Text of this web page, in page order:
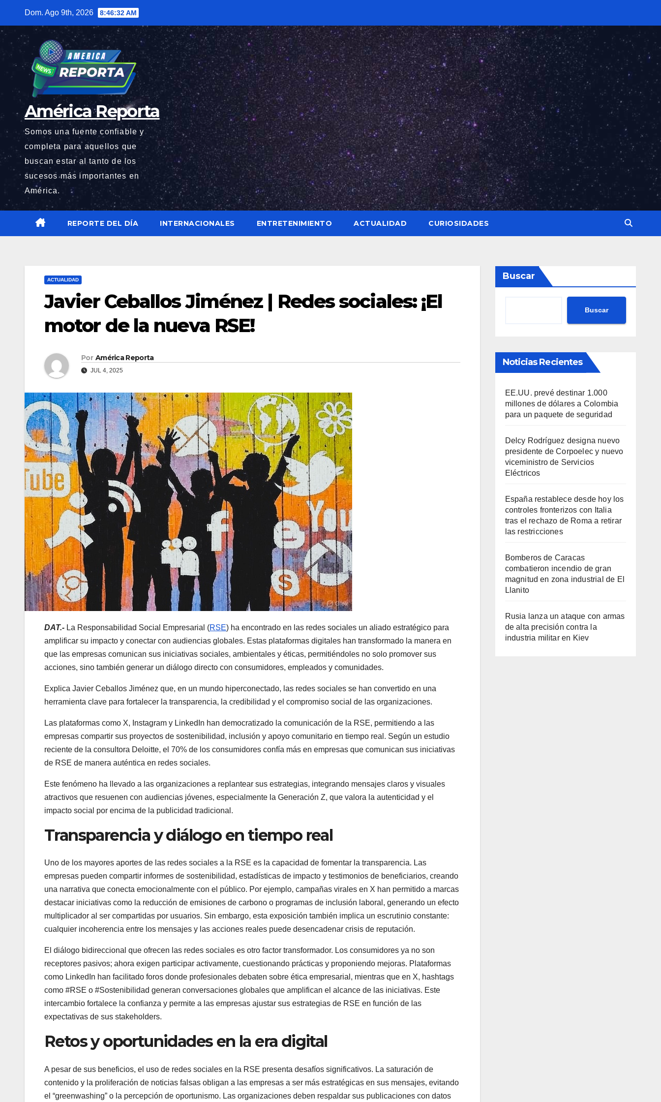
contenido
Dom. Ago 9th, 2026 8:46:34 AM
América Reporta
Somos una fuente confiable y
completa para aquellos que
buscan estar al tanto de los
sucesos más importantes en
América.
REPORTE DEL DÍA INTERNACIONALES ENTRETENIMIENTO ACTUALIDAD CURIOSIDADES
ACTUALIDAD
Javier Ceballos Jiménez | Redes sociales: ¡El
motor de la nueva RSE!
Por América Reporta
JUL 4, 2025
DAT.- La Responsabilidad Social Empresarial (RSE) ha encontrado en las redes sociales un aliado estratégico para
amplificar su impacto y conectar con audiencias globales. Estas plataformas digitales han transformado la manera en
que las empresas comunican sus iniciativas sociales, ambientales y éticas, permitiéndoles no solo promover sus
acciones, sino también generar un diálogo directo con consumidores, empleados y comunidades.
Explica Javier Ceballos Jiménez que, en un mundo hiperconectado, las redes sociales se han convertido en una
herramienta clave para fortalecer la transparencia, la credibilidad y el compromiso social de las organizaciones.
Las plataformas como X, Instagram y LinkedIn han democratizado la comunicación de la RSE, permitiendo a las
empresas compartir sus proyectos de sostenibilidad, inclusión y apoyo comunitario en tiempo real. Según un estudio
reciente de la consultora Deloitte, el 70% de los consumidores confía más en empresas que comunican sus iniciativas
de RSE de manera auténtica en redes sociales.
Este fenómeno ha llevado a las organizaciones a replantear sus estrategias, integrando mensajes claros y visuales
atractivos que resuenen con audiencias jóvenes, especialmente la Generación Z, que valora la autenticidad y el
impacto social por encima de la publicidad tradicional.
Transparencia y diálogo en tiempo real
Uno de los mayores aportes de las redes sociales a la RSE es la capacidad de fomentar la transparencia. Las
empresas pueden compartir informes de sostenibilidad, estadísticas de impacto y testimonios de beneficiarios, creando
una narrativa que conecta emocionalmente con el público. Por ejemplo, campañas virales en X han permitido a marcas
destacar iniciativas como la reducción de emisiones de carbono o programas de inclusión laboral, generando un efecto
multiplicador al ser compartidas por usuarios. Sin embargo, esta exposición también implica un escrutinio constante:
cualquier incoherencia entre los mensajes y las acciones reales puede desencadenar crisis de reputación.
El diálogo bidireccional que ofrecen las redes sociales es otro factor transformador. Los consumidores ya no son
receptores pasivos; ahora exigen participar activamente, cuestionando prácticas y proponiendo mejoras. Plataformas
como LinkedIn han facilitado foros donde profesionales debaten sobre ética empresarial, mientras que en X, hashtags
como #RSE o #Sostenibilidad generan conversaciones globales que amplifican el alcance de las iniciativas. Este
intercambio fortalece la confianza y permite a las empresas ajustar sus estrategias de RSE en función de las
expectativas de sus stakeholders.
Retos y oportunidades en la era digital
A pesar de sus beneficios, el uso de redes sociales en la RSE presenta desafíos significativos. La saturación de
contenido y la proliferación de noticias falsas obligan a las empresas a ser más estratégicas en sus mensajes, evitando
el “greenwashing” o la percepción de oportunismo. Las organizaciones deben respaldar sus publicaciones con datos
Buscar
Buscar
Noticias Recientes
EE.UU. prevé destinar 1.000
millones de dólares a Colombia
para un paquete de seguridad
Delcy Rodríguez designa nuevo
presidente de Corpoelec y nuevo
viceministro de Servicios
Eléctricos
España restablece desde hoy los
controles fronterizos con Italia
tras el rechazo de Roma a retirar
las restricciones
Bomberos de Caracas
combatieron incendio de gran
magnitud en zona industrial de El
Llanito
Rusia lanza un ataque con armas
de alta precisión contra la
industria militar en Kiev